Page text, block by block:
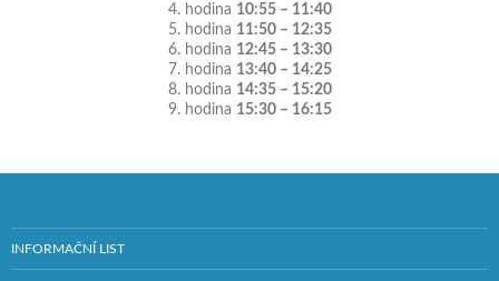
4. hodina 10:55 – 11:40
5. hodina 11:50 – 12:35
6. hodina 12:45 – 13:30
7. hodina 13:40 – 14:25
8. hodina 14:35 – 15:20
9. hodina 15:30 – 16:15
INFORMAČNÍ LIST